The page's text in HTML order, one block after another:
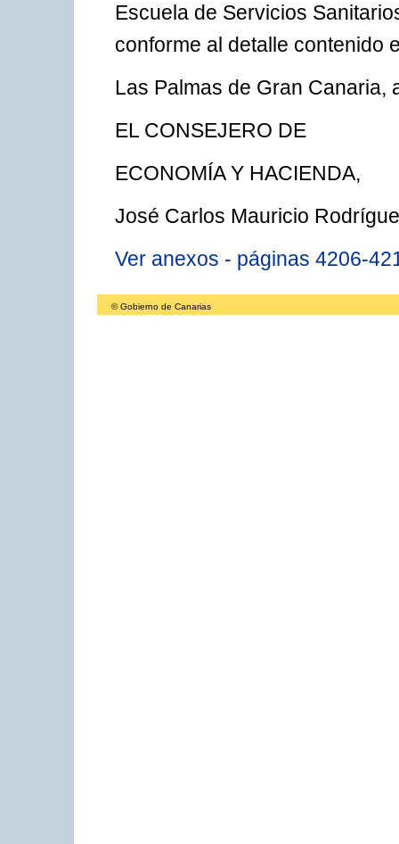
Escuela de Servicios
conforme al detalle contenido
Las Palmas de Gran Canaria,
EL CONSEJERO DE
ECONOMÍA Y HACIENDA,
José Carlos Mauricio
Ver anexos - páginas 4206-
© Gobierno de Canarias